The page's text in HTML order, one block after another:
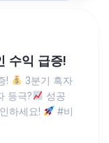
수익 급증!
!
3분기 흑자
등극?
성공
하세요!
#비